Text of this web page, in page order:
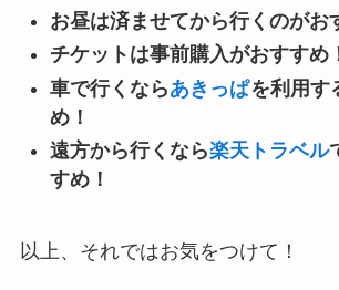
お昼は済ませてから行くのがお
チケットは事前購入がおすすめ
車で行くならあきっぱを利用す
め！
遠方から行くなら楽天トラベル
すめ！
以上、それではお気をつけて！